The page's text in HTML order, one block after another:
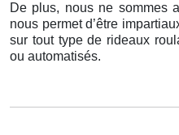
De plus, nous ne sommes
nous permet d’être
sur tout type de rideaux
ou automatisés.